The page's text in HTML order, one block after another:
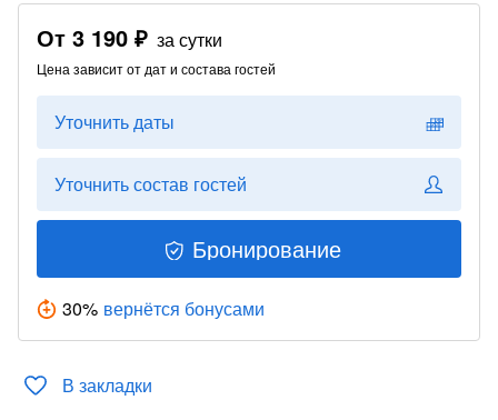
От 3 190 ₽ за сутки
Цена зависит от дат и состава гостей
Уточнить даты
Уточнить состав гостей
Бронирование
30% вернётся бонусами
В закладки